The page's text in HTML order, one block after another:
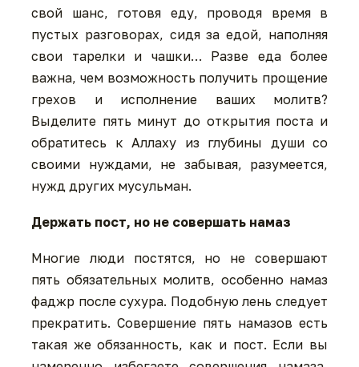
свой шанс, готовя еду, проводя время в
пустых разговорах, сидя за едой, наполняя
свои тарелки и чашки… Разве еда более
важна, чем возможность получить прощение
грехов и исполнение ваших молитв?
Выделите пять минут до открытия поста и
обратитесь к Аллаху из глубины души со
своими нуждами, не забывая, разумеется,
нужд других мусульман.
Держать пост, но не совершать намаз
Многие люди постятся, но не совершают
пять обязательных молитв, особенно намаз
фаджр после сухура. Подобную лень следует
прекратить. Совершение пять намазов есть
такая же обязанность, как и пост. Если вы